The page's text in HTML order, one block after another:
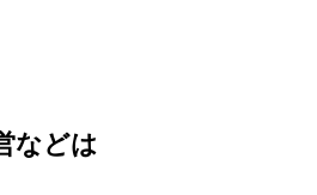
などは